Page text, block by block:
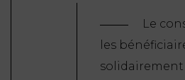
Le
les
solidairement